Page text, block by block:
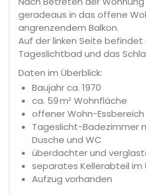
geradeaus in das offene
angrenzendem Balkon.
Auf der linken Seite befindet
Tageslichtbad und das
Daten im Überblick:
Baujahr ca. 1970
ca. 59 m² Wohnfläche
offener Wohn-Essbereich
Tageslicht-Badezimmer
Dusche und WC
überdachter und
separates Kellerabteil im
Aufzug vorhanden